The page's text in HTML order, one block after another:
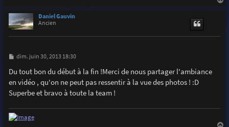
Daniel Gauvin
Ancien
M
s
s
a
e
dim. juin 30, 2013 18:30
Du tout bon du début à la fin !Merci de nous partager l'ambiance
en vidéo , qu'on ne peut pas ressentir à la vue des photos ! :D
Superbe et bravo à toute la team !